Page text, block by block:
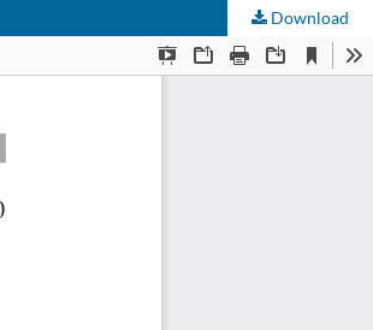
Download